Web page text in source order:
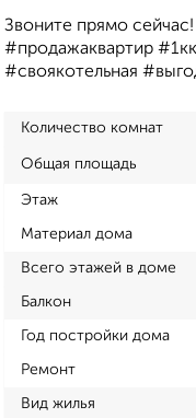
Звоните прямо
#продажаквартир
#своякотельная
Количество комнат
Общая площадь
Этаж
Материал дома
Всего этажей в доме
Балкон
Год постройки дома
Ремонт
Вид жилья